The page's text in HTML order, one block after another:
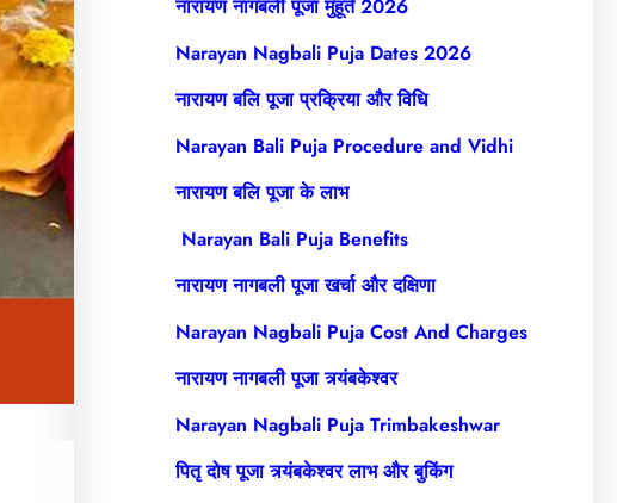
नारायण नागबली पूजा मुहूर्त 2026
Narayan Nagbali Puja Dates 2026
नारायण बलि पूजा प्रक्रिया और विधि
Narayan Bali Puja Procedure and Vidhi
नारायण बलि पूजा के लाभ
Narayan Bali Puja Benefits
नारायण नागबली पूजा खर्चा और दक्षिणा
Narayan Nagbali Puja Cost And Charges
नारायण नागबली पूजा त्र्यंबकेश्वर
Narayan Nagbali Puja Trimbakeshwar
पितृ दोष पूजा त्र्यंबकेश्वर लाभ और बुकिंग